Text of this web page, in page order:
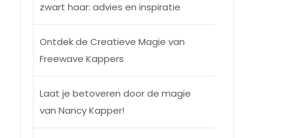
zwart haar: advies en inspiratie
Ontdek de Creatieve Magie van
Freewave Kappers
Laat je betoveren door de magie
van Nancy Kapper!